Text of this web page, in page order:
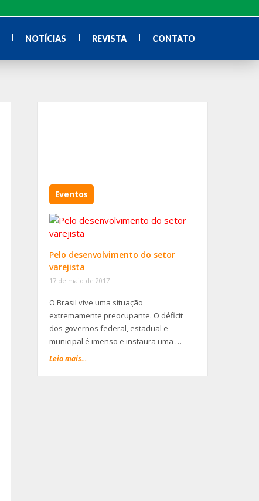
NOTÍCIAS REVISTA CONTATO
Eventos
Pelo desenvolvimento do setor
varejista
17 de maio de 2017
O Brasil vive uma situação
extremamente preocupante. O déficit
dos governos federal, estadual e
municipal é imenso e instaura uma …
Leia mais...